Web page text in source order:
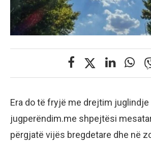
Era do të fryjë me drejtim juglindje
jugperëndim.me shpejtësi
përgjatë vijës bregdetare dhe në